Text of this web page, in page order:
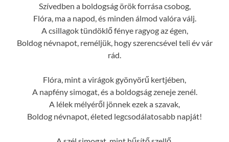
Szívedben a boldogság örök forrása csobog,
Flóra, ma a napod, és minden álmod valóra válj.
A csillagok tündöklő fénye ragyog az égen,
Boldog névnapot, reméljük, hogy szerencsével teli év vár
rád.
Flóra, mint a virágok gyönyörű kertjében,
A napfény simogat, és a boldogság zeneje zenél.
A lélek mélyéről jönnek ezek a szavak,
Boldog névnapot, életed legcsodálatosabb napját!